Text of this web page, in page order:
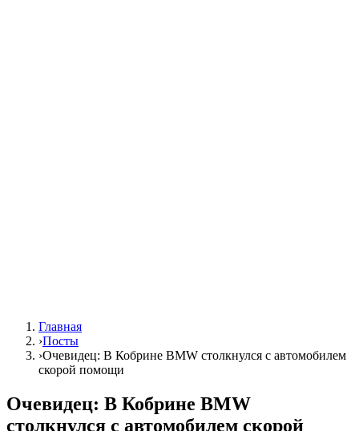
Главная
›Посты
›Очевидец: В Кобрине BMW столкнулся с автомобилем
скорой помощи
Очевидец: В Кобрине BMW
столкнулся с автомобилем скорой